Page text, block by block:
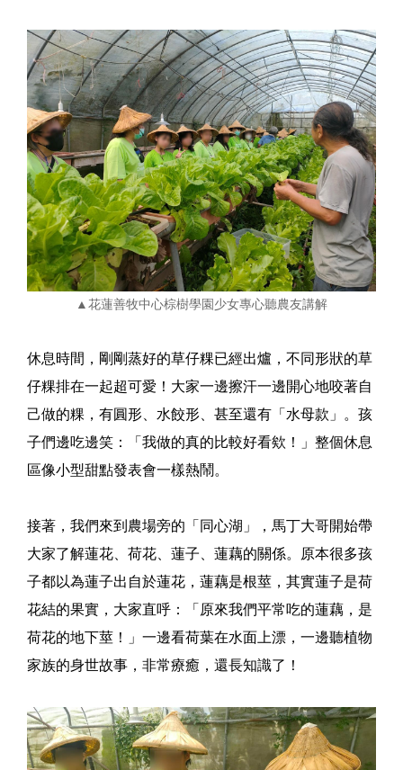
▲花蓮善牧中心棕樹學園少女專心聽農友講解
休息時間，剛剛蒸好的草仔粿已經出爐，不同形狀的草
仔粿排在一起超可愛！大家一邊擦汗一邊開心地咬著自
己做的粿，有圓形、水餃形、甚至還有「水母款」。孩
子們邊吃邊笑：「我做的真的比較好看欸！」整個休息
區像小型甜點發表會一樣熱鬧。
接著，我們來到農場旁的「同心湖」，馬丁大哥開始帶
大家了解蓮花、荷花、蓮子、蓮藕的關係。原本很多孩
子都以為蓮子出自於蓮花，蓮藕是根莖，其實蓮子是荷
花結的果實，大家直呼：「原來我們平常吃的蓮藕，是
荷花的地下莖！」一邊看荷葉在水面上漂，一邊聽植物
家族的身世故事，非常療癒，還長知識了！